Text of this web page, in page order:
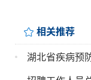
相关推荐
湖北省疾病预